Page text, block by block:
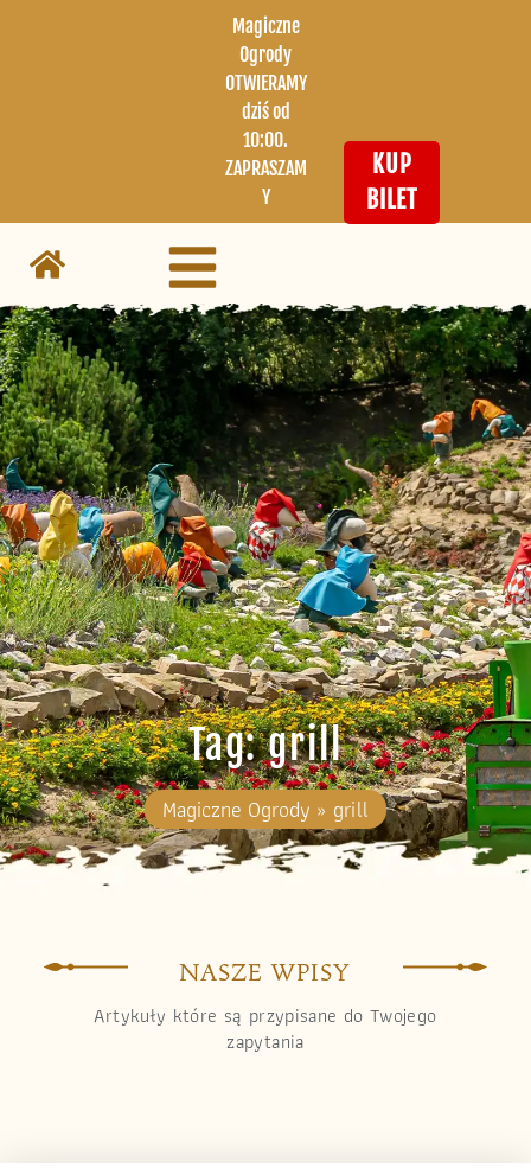
Magiczne
Ogrody
OTWIERAMY
dziś od
10:00.
ZAPRASZAM
Y
KUP
BILET
Tag: grill
Magiczne Ogrody » grill
NASZE WPISY
Artykuły które są przypisane do Twojego
zapytania